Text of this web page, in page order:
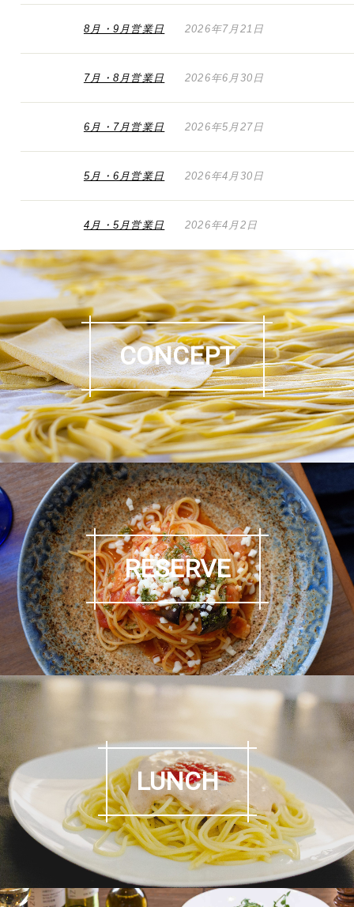
8月・9月営業日 2026年7月21日
7月・8月営業日 2026年6月30日
6月・7月営業日 2026年5月27日
5月・6月営業日 2026年4月30日
4月・5月営業日 2026年4月2日
CONCEPT
RESERVE
LUNCH